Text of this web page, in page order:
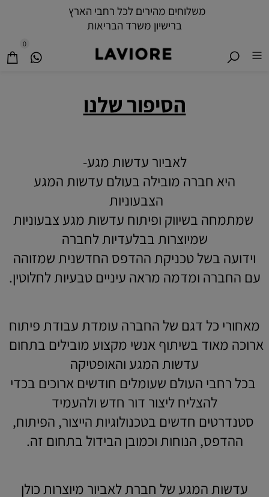
משלוחים מהירים לכל רחבי הארץ
ברישיון משרד הבריאות
0
הסיפור שלנו
לאביור עדשות מגע-
היא חברה מובילה בעולם עדשות המגע
הצבעוניות
שמתמחה בשיווק ופיתוח עדשות מגע צבעוניות
שמיוצרות בבלעדיות לחברה
וידועה בשל טכניקת ההדפס החדשנית שמזוהה
עם החברה ומדמה מראה עיניים טבעיות לחלוטין.
מאחורי כל דגם של החברה עומדת עבודת פיתוח
ארוכה מאוד בשיתוף אנשי מקצוע מובילים בתחום
עדשות המגע והאופטיקה
בכל רחבי העולם שעומלים חודשים ארוכים בכדי
להצליח ליצור דור חדש ולהעמיד
סטנדרטים חדשים בטכנולוגיות הייצור, הפיתוח,
ההדפס, הנוחות וכמובן הבידול בתחום זה.
עדשות המגע של חברת לאביור מיוצרות כולן